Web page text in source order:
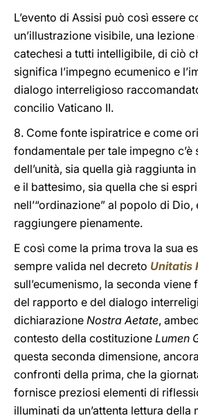
L’evento di Assisi può così essere
un’illustrazione visibile, una
catechesi a tutti intelligibile, di ciò
significa l’impegno ecumenico e
dialogo interreligioso
concilio Vaticano II.
8. Come fonte ispiratrice e come
fondamentale per tale impegno c’è
dell’unità, sia quella già raggiunta
e il battesimo, sia quella che si
nell’“ordinazione” al popolo di
raggiungere pienamente.
E così come la prima trova la sua
sempre valida nel decreto Unitatis
sull’ecumenismo, la seconda viene
del rapporto e del dialogo
dichiarazione Nostra Aetate,
contesto della costituzione Lumen
questa seconda dimensione,
confronti della prima, che la
fornisce preziosi elementi di
illuminati da un’attenta lettura della